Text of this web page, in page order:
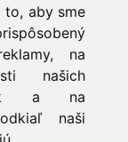
to, aby sme
na
našich
a na
naši
na webe v
Certified